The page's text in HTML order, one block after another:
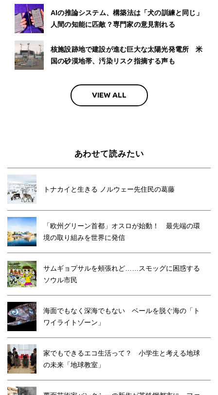
AIの推論システム、構築法は「犬の訓練と同じ」
人間の知能に匹敵？専門家の意見割れる
核施設跡地で建設が進む巨大な太陽光発電所 米
国の砂漠地帯、汚染リスク指摘する声も
VIEW ALL
あわせて読みたい
トナカイと生きる ノルウェー先住民の葛藤
「欧州グリーン首都」オスロが始動！ 最先端の環
境の取り組みを世界に発信
サムギョプサルを頰張れど……スモッグに困惑する
ソウル市民
海面でもなく深海でもない ベールを脱ぐ海の「ト
ワイライトゾーン」
家でもできるエコ生活って？ 小学生と考える地球
の未来「地球教室」